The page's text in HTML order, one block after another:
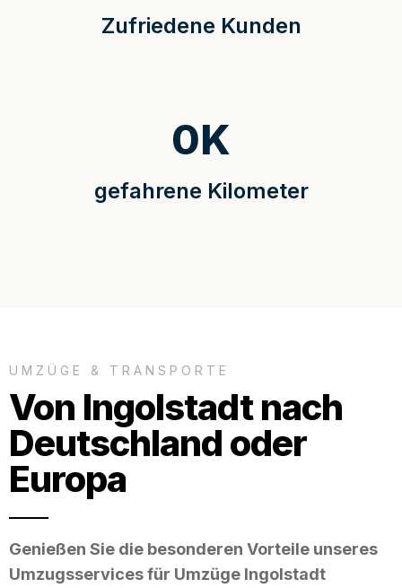
Zufriedene Kunden
gefahrene Kilometer
0K
UMZÜGE & TRANSPORTE
Von Ingolstadt nach
Deutschland oder
Europa
Genießen Sie die besonderen Vorteile unseres
Umzugsservices für Umzüge Ingolstadt